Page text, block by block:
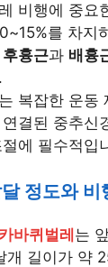
비행에 중요
를 차지
후흉근과 배흉
는 복잡한 운동
결된 중추신
에 필수적입
정도와 비
바퀴벌레는
개 길이가 약